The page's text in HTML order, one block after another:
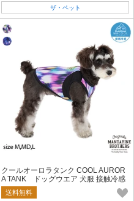
ザ・ペット
クールオーロラタンク COOL AUROR
A TANK ドッグウエア 犬服 接触冷感
生地
送料無料